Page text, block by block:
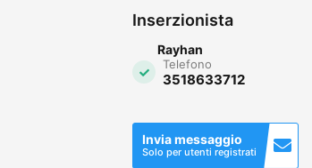
Inserzionista
Rayhan
Telefono
3518633712
Invia messaggio
Solo per utenti registrati